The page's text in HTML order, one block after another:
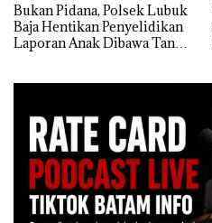
Bukan Pidana, Polsek Lubuk
Baja Hentikan Penyelidikan
Laporan Anak Dibawa Tanpa